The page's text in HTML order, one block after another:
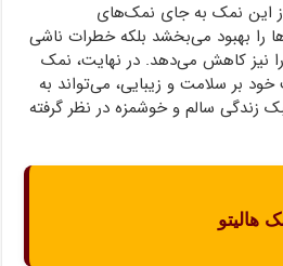
این نمک به جای نمک‌های
را بهبود می‌بخشد بلکه خطرات ناشی
نیز کاهش می‌دهد. در نهایت، نمک
بر سلامت و زیبایی، می‌تواند به
زندگی سالم و خوشمزه در نظر گرفته
هالیتو